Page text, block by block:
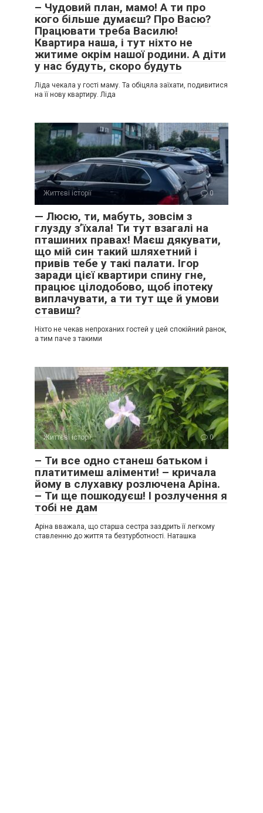
– Чудовий план, мамо! А ти про
кого більше думаєш? Про Васю?
Працювати треба Василю!
Квартира наша, і тут ніхто не
житиме окрім нашої родини. А діти
у нас будуть, скоро будуть
Ліда чекала у гості маму. Та обіцяла заїхати, подивитися
на її нову квартиру. Ліда
Життєві історії 0
— Люсю, ти, мабуть, зовсім з
глузду з’їхала! Ти тут взагалі на
пташиних правах! Маєш дякувати,
що мій син такий шляхетний і
привів тебе у такі палати. Ігор
заради цієї квартири спину гне,
працює цілодобово, щоб іпотеку
виплачувати, а ти тут ще й умови
ставиш?
Ніхто не чекав непроханих гостей у цей спокійний ранок,
а тим паче з такими
Життєві історії 0
– Ти все одно станеш батьком і
платитимеш аліменти! – кричала
йому в слухавку розлючена Аріна.
– Ти ще пошкодуєш! І розлучення я
тобі не дам
Аріна вважала, що старша сестра заздрить її легкому
ставленню до життя та безтурботності. Наташка